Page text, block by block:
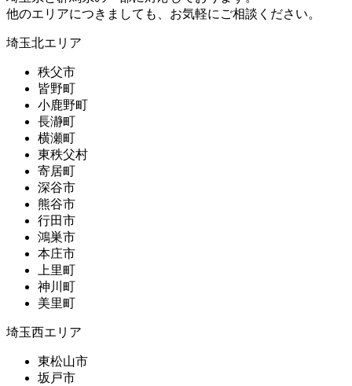
他のエリアにつきましても、お気軽にご相談ください。
埼玉北エリア
秩父市
皆野町
小鹿野町
長瀞町
横瀬町
東秩父村
寄居町
深谷市
熊谷市
行田市
鴻巣市
本庄市
上里町
神川町
美里町
埼玉西エリア
東松山市
坂戸市